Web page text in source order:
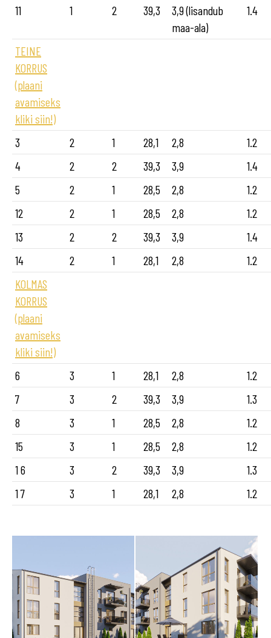
11 1 2 39,3
3,9 (lisandub
maa-ala)
1.4
TEINE
KORRUS
(plaani
avamiseks
kliki siin!)
3
2 1 28,1 2,8
1.2
4
2 2 39,3 3,9
1.4
5
2 1 28,5 2,8
1.2
12
2 1 28,5 2,8
1.2
13
2 2 39,3 3,9
1.4
14
2 1 28,1 2,8
1.2
KOLMAS
KORRUS
(plaani
avamiseks
kliki siin!)
6
3 1 28,1 2,8
1.2
7
3 2 39,3 3,9
1.3
8
3 1 28,5 2,8
1.2
15
3 1 28,5 2,8
1.2
1 6
3 2 39,3 3,9
1.3
1 7
3 1 28,1 2,8 1.2